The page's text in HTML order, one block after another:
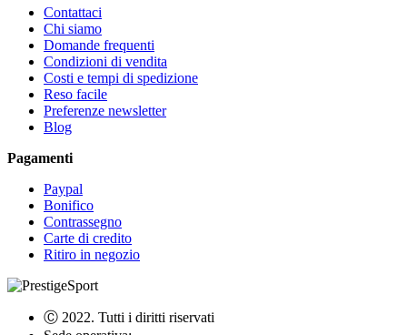
Contattaci
Chi siamo
Domande frequenti
Condizioni di vendita
Costi e tempi di spedizione
Reso facile
Preferenze newsletter
Blog
Pagamenti
Paypal
Bonifico
Contrassegno
Carte di credito
Ritiro in negozio
Ⓒ 2022. Tutti i diritti riservati